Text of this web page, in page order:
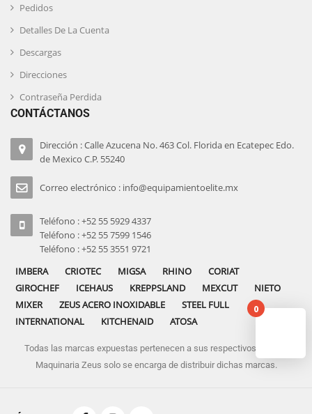
Pedidos
Detalles De La Cuenta
Descargas
Direcciones
Contraseña Perdida
CONTÁCTANOS
Dirección : Calle Azucena No. 463 Col. Florida en Ecatepec Edo.
de Mexico C.P. 55240
Correo electrónico : info@equipamientoelite.mx
Teléfono : +52 55 5929 4337
Teléfono : +52 55 7599 1546
Teléfono : +52 55 3551 9721
IMBERA
CRIOTEC MIGSA RHINO
CORIAT
GIROCHEF
ICEHAUS KREPPSLAND MEXCUT
NIETO
MIXER
ZEUS ACERO INOXIDABLE
STEEL FULL
INTERNATIONAL
KITCHENAID ATOSA
Todas las marcas expuestas pertenecen a sus respectivos dueños
Maquinaria Zeus solo se encarga de distribuir dichas marcas.
0